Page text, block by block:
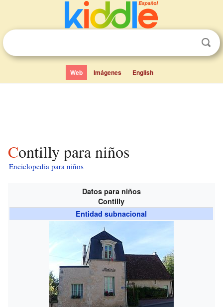
Web Imágenes English
Contilly para niños
Enciclopedia para niños
Datos para niños
Contilly
Entidad subnacional